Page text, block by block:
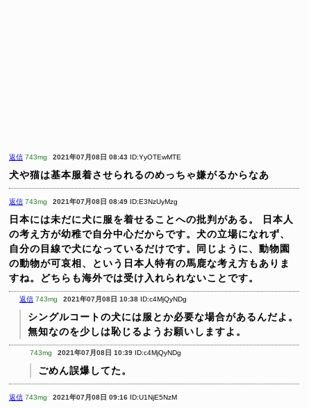
返信 743mg 2021年07月08日 08:43 ID:YyOTEwMTE
犬や猫は基本服着させられるのめっちゃ嫌がるからなあ
返信 743mg 2021年07月08日 08:49 ID:E3NzUyMzg
日本には未だに犬に服を着せることへの批判がある。
日本人
の考え方が幼稚で自分中心だからです。犬の立場になれず、
自分の目線で犬になっているだけです。同じように、動物園
の動物が可哀相、という日本人特有の馬鹿な考え方もありま
すね。どちらも海外では受け入れられないことです。
返信 743mg 2021年07月08日 10:38 ID:c4MjQyNDg
シングルコートの犬には服とか必要な場合があるんだよ。
無知なのを少しは恥じるようお願いしますよ。
743mg 2021年07月08日 10:39 ID:c4MjQyNDg
ごめん誤爆してた。
返信 743mg 2021年07月08日 09:16 ID:U1NjE5NzM